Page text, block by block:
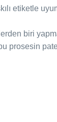
etiketle
biri
prosesin